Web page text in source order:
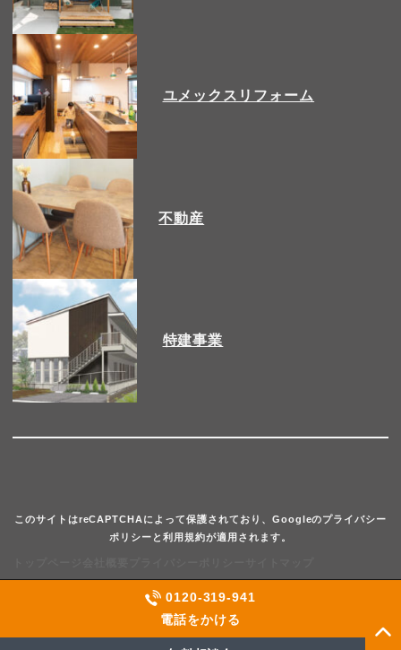
ユメックスリフォーム
不動産
特建事業
このサイトはreCAPTCHAによって保護されており、Googleのプライバシー
ポリシーと利用規約が適用されます。
Copyright © 2020 YUMEX All Rights Reserved
0120-319-941
電話をかける